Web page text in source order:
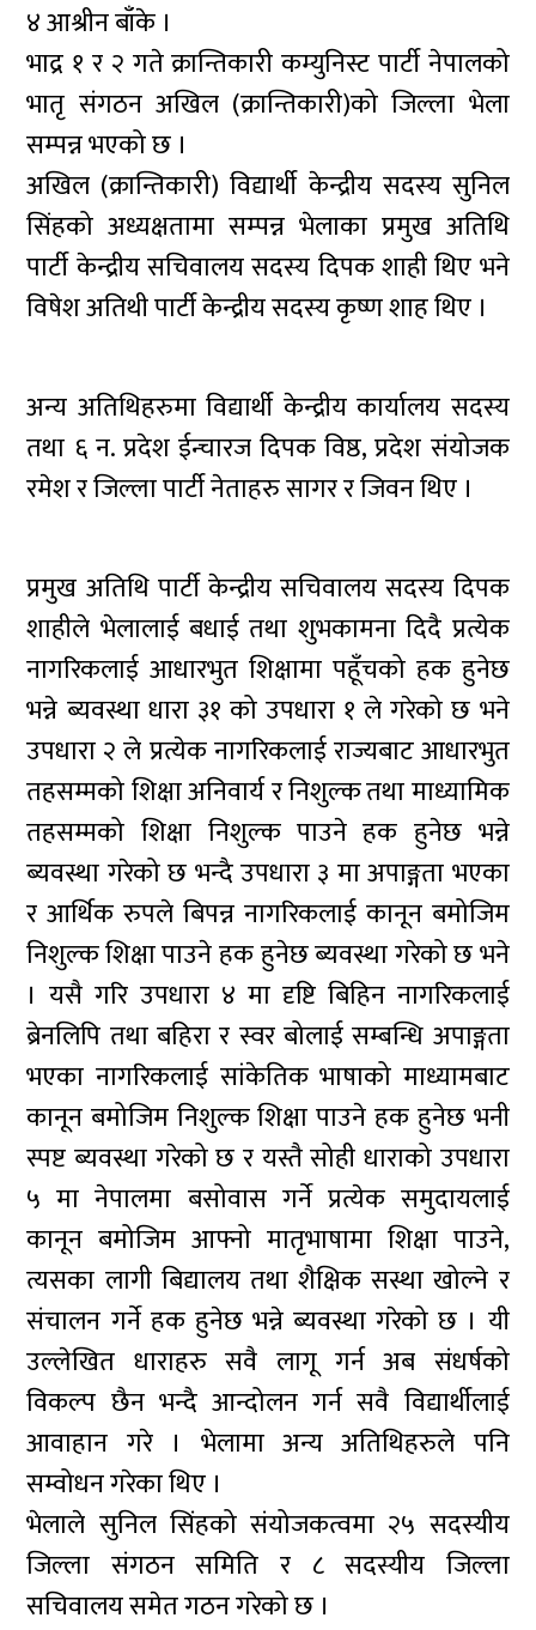
४ आश्रीन बाँके ।
भाद्र १ र २ गते क्रान्तिकारी कम्युनिस्ट पार्टी नेपालको
भातृ संगठन अखिल (क्रान्तिकारी)को जिल्ला भेला
सम्पन्न भएको छ ।
अखिल (क्रान्तिकारी) विद्यार्थी केन्द्रीय सदस्य सुनिल
सिंहको अध्यक्षतामा सम्पन्न भेलाका प्रमुख अतिथि
पार्टी केन्द्रीय सचिवालय सदस्य दिपक शाही थिए भने
विषेश अतिथी पार्टी केन्द्रीय सदस्य कृष्ण शाह थिए ।
अन्य अतिथिहरुमा विद्यार्थी केन्द्रीय कार्यालय सदस्य
तथा ६ न. प्रदेश ईन्चारज दिपक विष्ठ, प्रदेश संयोजक
रमेश र जिल्ला पार्टी नेताहरु सागर र जिवन थिए ।
प्रमुख अतिथि पार्टी केन्द्रीय सचिवालय सदस्य दिपक
शाहीले भेलालाई बधाई तथा शुभकामना दिदै प्रत्येक
नागरिकलाई आधारभुत शिक्षामा पहूँचको हक हुनेछ
भन्ने ब्यवस्था धारा ३१ को उपधारा १ ले गरेको छ भने
उपधारा २ ले प्रत्येक नागरिकलाई राज्यबाट आधारभुत
तहसम्मको शिक्षा अनिवार्य र निशुल्क तथा माध्यामिक
तहसम्मको शिक्षा निशुल्क पाउने हक हुनेछ भन्ने
ब्यवस्था गरेको छ भन्दै उपधारा ३ मा अपाङ्गता भएका
र आर्थिक रुपले बिपन्न नागरिकलाई कानून बमोजिम
निशुल्क शिक्षा पाउने हक हुनेछ ब्यवस्था गरेको छ भने
। यसै गरि उपधारा ४ मा दृष्टि बिहिन नागरिकलाई
ब्रेनलिपि तथा बहिरा र स्वर बोलाई सम्बन्धि अपाङ्गता
भएका नागरिकलाई सांकेतिक भाषाको माध्यामबाट
कानून बमोजिम निशुल्क शिक्षा पाउने हक हुनेछ भनी
स्पष्ट ब्यवस्था गरेको छ र यस्तै सोही धाराको उपधारा
५ मा नेपालमा बसोवास गर्ने प्रत्येक समुदायलाई
कानून बमोजिम आफ्नो मातृभाषामा शिक्षा पाउने,
त्यसका लागी बिद्यालय तथा शैक्षिक सस्था खोल्ने र
संचालन गर्ने हक हुनेछ भन्ने ब्यवस्था गरेको छ । यी
उल्लेखित धाराहरु सवै लागू गर्न अब संधर्षको
विकल्प छैन भन्दै आन्दोलन गर्न सवै विद्यार्थीलाई
आवाहान गरे । भेलामा अन्य अतिथिहरुले पनि
सम्वोधन गरेका थिए ।
भेलाले सुनिल सिंहको संयोजकत्वमा २५ सदस्यीय
जिल्ला संगठन समिति र ८ सदस्यीय जिल्ला
सचिवालय समेत गठन गरेको छ ।